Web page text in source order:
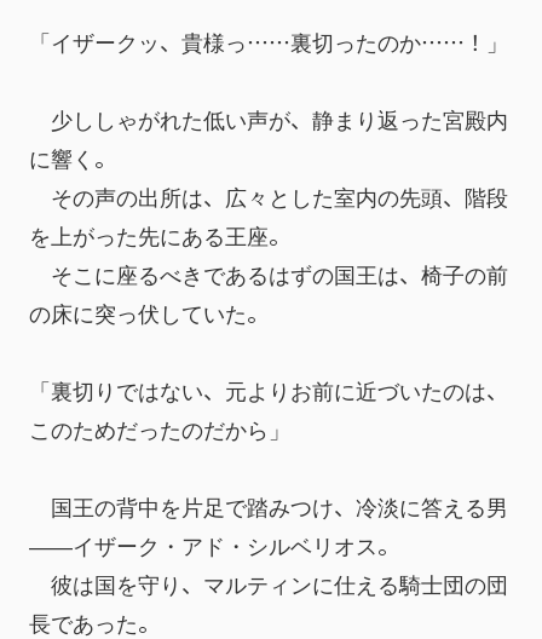
「イザークッ、貴様っ……裏切ったのか……！」
少ししゃがれた低い声が、静まり返った宮殿内
に響く。
その声の出所は、広々とした室内の先頭、階段
を上がった先にある王座。
そこに座るべきであるはずの国王は、椅子の前
の床に突っ伏していた。
「裏切りではない、元よりお前に近づいたのは、
このためだったのだから」
国王の背中を片足で踏みつけ、冷淡に答える男
――イザーク・アド・シルベリオス。
彼は国を守り、マルティンに仕える騎士団の団
長であった。